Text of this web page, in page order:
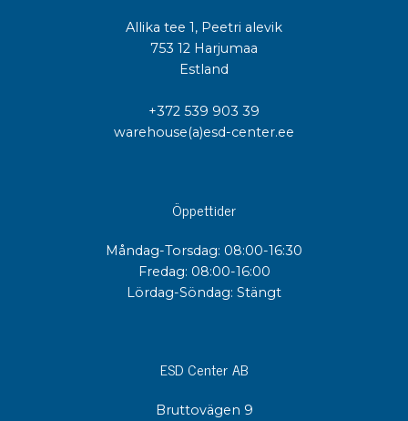
Allika tee 1, Peetri alevik
753 12 Harjumaa
Estland
+372 539 903 39
warehouse(a)esd-center.ee
Öppettider
Måndag-Torsdag: 08:00-16:30
Fredag: 08:00-16:00
Lördag-Söndag: Stängt
ESD Center AB
Bruttovägen 9